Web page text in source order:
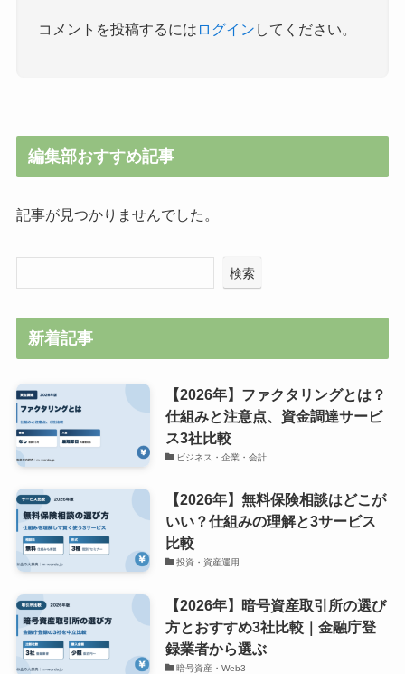
コメントを投稿するには ログイン してください。
編集部おすすめ記事
記事が見つかりませんでした。
検索
新着記事
【2026年】ファクタリングとは？
仕組みと注意点、資金調達サービ
ス3社比較
ビジネス・企業・会計
【2026年】無料保険相談はどこが
いい？仕組みの理解と3サービス
比較
投資・資産運用
【2026年】暗号資産取引所の選び
方とおすすめ3社比較｜金融庁登
録業者から選ぶ
暗号資産・Web3